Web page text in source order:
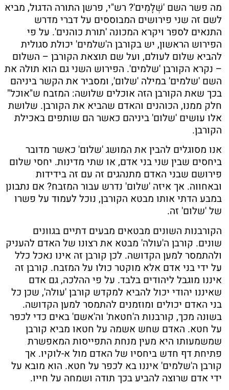
מה פשר השם 'שְׁלָמִים'? רש"י, פרשן התורה הדגול, מביא
לשם זה שני פירושים המבוססים על דברי מדרש
התנאים לספר ויקרא המכונה 'תורת כוהנים'. על פי
הפירוש הראשון, יש בקורבן ה'שלמים' יכולת סגולית
להביא שלום לעולם, ועל שם תוצאת הקורבן – השלום
– נקרא הקורבן 'שלמים'. הפירוש השני גם הוא תולה את
השם 'שלמים' במילה 'שלום', ומסביר את הקשר ביניהם
בכך שאת הקורבן הזה אוכלים שלושה: המזבח ש"אוכל"
חלק ממנו, הכוהנים והאדם שהביא את הקורבן. שלושת
אלו עושים 'שלום' ביניהם כאשר הם שותפים באכילת
הקורבן.
אנו מסוגלים להבין את המושג 'שלום' כאשר מדובר
ביחסים שבין שני בני אדם, או שתי מדינות. יחסי שלום
פירושם שבני האדם מתנהגים זה עם זה בידידות
ובאחווה. אך איזה 'שלום' נדרש עבור המזבח? אם נתבונן
במבע הדתי אותו מבטא הקורבן, נוכל לעמוד על פשרו
של 'שלום' זה.
הקורבנות השונים מבטאים מבעים דתיים בגוונים
שונים. קורבן ה'עולה' מבטא את רצונו של האדם להעניק
ולהתמסר למען הקדושה. לכן קורבן זה אינו נאכל כלל
על ידי בני אדם אלא מוקטר כולו על המזבח. קורבן זה
איננו מוגבל ליהודים בלבד. על פי ההלכה, גם אדם
שאיננו יהודי יכול להביא למקדש קורבן 'עולה', שכן כל
בני האדם יכולים ומוזמנים להתמסר למען הקדושה.
בשונה מכך, קורבנות ה'חטאת' וה'אשם' באים כדי לכפר
על חטא. האדם שחש אשמה על חטאו מביא קורבן
שמשמעותו היא מעין מנחת התפייסות המאפשרת
פתיחת דף חדש ביחסיו של האדם מול א-לוקיו. אך
קורבן ה'שלמים' איננו בא לכפר על חטא. הוא מובא על
ידי אדם שרוצה להביע בכך תודה ושמחה על חייו.